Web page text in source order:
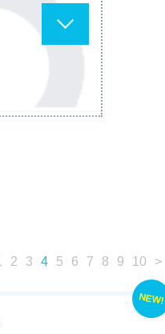
2 3 4 5 6 7 8 9 10 >
NEW!